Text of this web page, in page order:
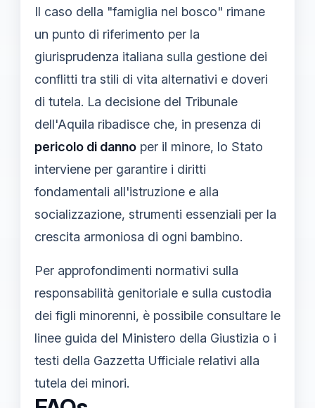
Il caso della "famiglia nel bosco" rimane
un punto di riferimento per la
giurisprudenza italiana sulla gestione dei
conflitti tra stili di vita alternativi e doveri
di tutela. La decisione del Tribunale
dell'Aquila ribadisce che, in presenza di
pericolo di danno per il minore, lo Stato
interviene per garantire i diritti
fondamentali all'istruzione e alla
socializzazione, strumenti essenziali per la
crescita armoniosa di ogni bambino.
Per approfondimenti normativi sulla
responsabilità genitoriale e sulla custodia
dei figli minorenni, è possibile consultare le
linee guida del Ministero della Giustizia o i
testi della Gazzetta Ufficiale relativi alla
tutela dei minori.